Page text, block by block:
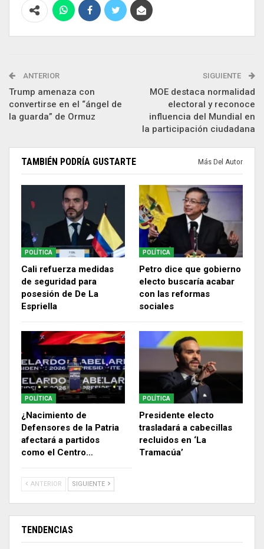
ANTERIOR
Trump amenaza con
convertirse en el “ángel de
la guarda” de Ormuz
SIGUIENTE
MOE destaca normalidad
electoral y reconoce
influencia del Mundial en
la participación ciudadana
TAMBIÉN PODRÍA GUSTARTE Más Del Autor
POLÍTICA
Cali refuerza medidas
de seguridad para
posesión de De La
Espriella
POLÍTICA
Petro dice que gobierno
electo buscaría acabar
con las reformas
sociales
POLÍTICA
¿Nacimiento de
Defensores de la Patria
afectará a partidos
como el Centro…
POLÍTICA
Presidente electo
trasladará a cabecillas
recluidos en ‘La
Tramacúa’
ANTERIOR SIGUIENTE
TENDENCIAS